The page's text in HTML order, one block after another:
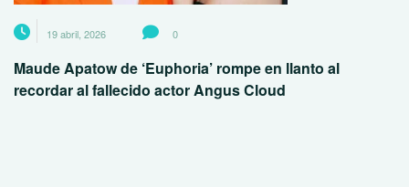
19 abril, 2026 0
Maude Apatow de ‘Euphoria’ rompe en llanto al
recordar al fallecido actor Angus Cloud